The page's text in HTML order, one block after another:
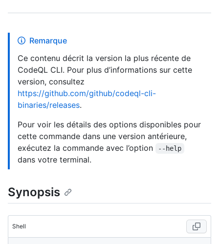
Remarque
Ce contenu décrit la version la plus récente de
CodeQL CLI. Pour plus d’informations sur cette
version, consultez
https://github.com/github/codeql-cli-
binaries/releases.
Pour voir les détails des options disponibles pour
cette commande dans une version antérieure,
exécutez la commande avec l’option
--help
dans votre terminal.
Synopsis
Shell